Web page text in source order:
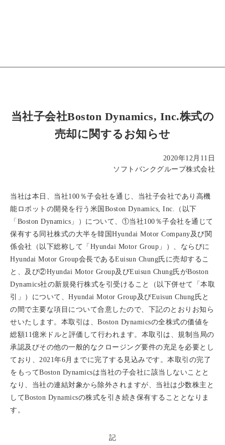
当社子会社Boston Dynamics, Inc.株式の
売却に関するお知らせ
2020年12月11日
ソフトバンクグループ株式会社
当社は本日、当社100％子会社を通じ、当社子会社であり高機
能ロボットの開発を行う米国Boston Dynamics, Inc.（以下
「Boston Dynamics」）について、①当社100％子会社を通じて
保有する同社株式の大半を韓国Hyundai Motor Company及び関
係会社（以下総称して「Hyundai Motor Group」）、ならびに
Hyundai Motor Group会長であるEuisun Chung氏に売却するこ
と、及び②Hyundai Motor Group及びEuisun Chung氏がBoston
Dynamics社の新規発行株式を引受けること（以下併せて「本取
引」）について、Hyundai Motor Group及びEuisun Chung氏と
の間で主要な項目について合意したので、下記のとおりお知ら
せいたします。本取引は、Boston Dynamicsの全株式の価値を
総額11億米ドルと評価して行われます。本取引は、規制当局の
承認及びその他の一般的なクロージング要件の充足を必要とし
ており、2021年6月までに完了する見込みです。本取引の完了
をもってBoston Dynamicsは当社の子会社に該当しないことと
なり、当社の連結対象から除外されますが、当社は少数株主と
してBoston Dynamicsの株式を引き続き保有することとなりま
す。
記